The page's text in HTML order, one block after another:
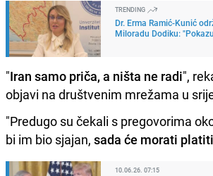
TRENDING
Dr. Erma Ramić-Kunić
Miloradu Dodiku:
"Iran samo priča, a ništa ne radi",
objavi na društvenim mrežama u
"Predugo su čekali s pregovorima
bi im bio sjajan, sada će morati
10.06.26. 07:15